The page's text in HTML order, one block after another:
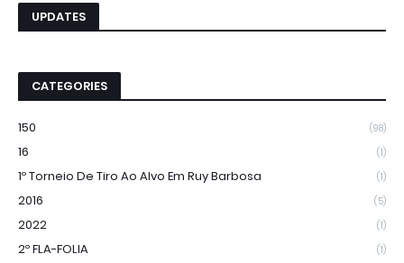
UPDATES
CATEGORIES
150 (98)
16 (1)
1º Torneio De Tiro Ao Alvo Em Ruy Barbosa (1)
2016 (5)
2022 (1)
2º FLA-FOLIA (1)